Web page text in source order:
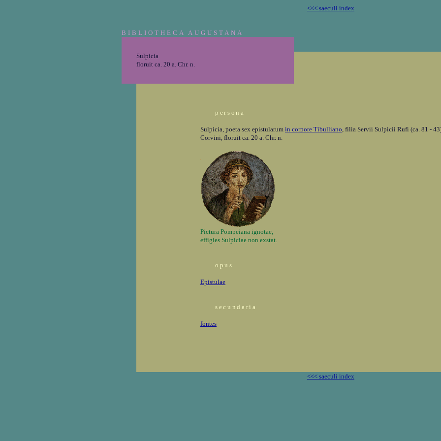
<<< saeculi index
BIBLIOTHECA AUGUSTANA
Sulpicia
floruit ca. 20 a. Chr. n.
persona
Sulpicia, poeta sex epistularum in corpore Tibulliano, filia Servii Sulpicii Rufi (ca. 81 -
Corvini, floruit ca. 20 a. Chr. n.
Pictura Pompeiana ignotae,
effigies Sulpiciae non exstat.
opus
Epistulae
secundaria
fontes
<<< saeculi index